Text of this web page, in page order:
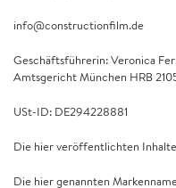
info@constructionfilm.de
Geschäftsführerin: Veronica
Amtsgericht München HRB
USt-ID: DE294228881
Die hier veröffentlichten
Die hier genannten